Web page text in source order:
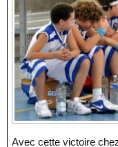
Avec cette victoire chez un concurrent direct, le BLMA fait un